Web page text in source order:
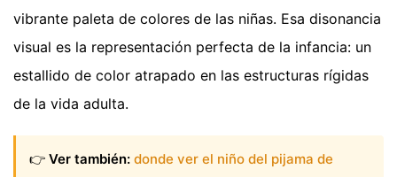
vibrante paleta de colores de las niñas. Esa disonancia
visual es la representación perfecta de la infancia: un
estallido de color atrapado en las estructuras rígidas
de la vida adulta.
👉 Ver también: donde ver el niño del pijama de